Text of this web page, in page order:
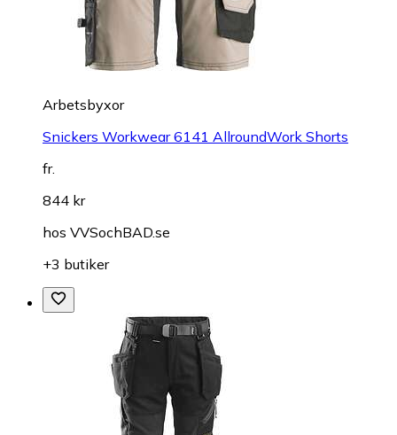
Arbetsbyxor
Snickers Workwear 6141 AllroundWork Shorts
fr.
844 kr
hos VVSochBAD.se
+3 butiker